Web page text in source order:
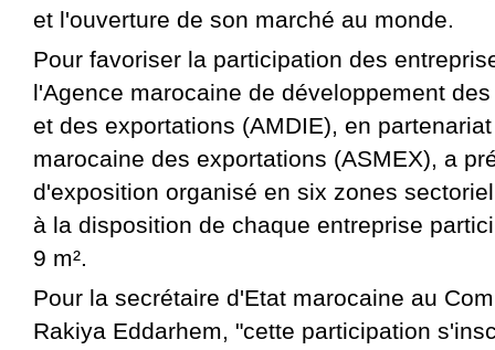
et l'ouverture de son marché au monde.
Pour favoriser la participation des
l'Agence marocaine de développement
et des exportations (AMDIE), en
marocaine des exportations (ASMEX), a
d'exposition organisé en six zones
à la disposition de chaque entreprise
9 m².
Pour la secrétaire d'Etat marocaine au
Rakiya Eddarhem, "cette participation